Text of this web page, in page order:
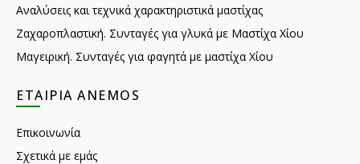
Αναλύσεις και τεχνικά χαρακτηριστικά μαστίχας
Ζαχαροπλαστική. Συνταγές για γλυκά με Μαστίχα Χίου
Μαγειρική. Συνταγές για φαγητά με μαστίχα Χίου
ΕΤΑΙΡΊΑ ANEMOS
Επικοινωνία
Σχετικά με εμάς